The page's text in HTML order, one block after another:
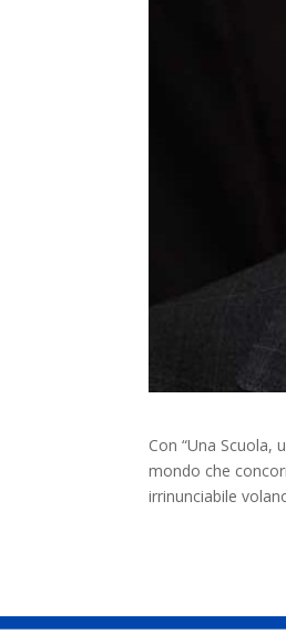
Con “Una Scuola,
mondo che
irrinunciabile